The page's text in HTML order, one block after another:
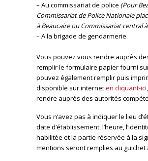
– Au commissariat de police (Pour
Commissariat de Police Nationale
à Beaucaire ou Commissariat central
– A la brigade de gendarmerie
Vous pouvez vous rendre auprès
remplir le formulaire papier fourni
pouvez également remplir puis
disponible sur interneten cliquant-ici
rendre auprès des autorités
Vous n’avez pas à indiquer le lieu
date d’établissement, l’heure,
habilitée et la partie réservée à la
mentions seront remplies au guichet